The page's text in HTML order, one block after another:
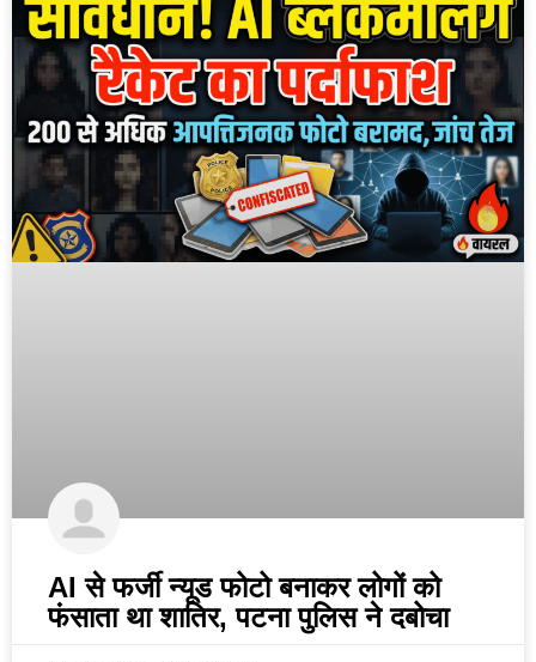
AI से फर्जी न्यूड फोटो बनाकर लोगों को
फंसाता था शातिर, पटना पुलिस ने दबोचा